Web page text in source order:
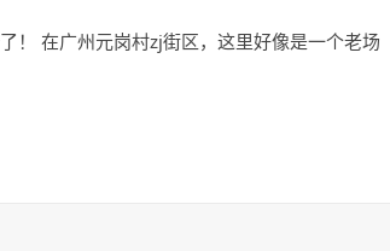
！ 在广州元岗村zj街区，这里好像是一个老场